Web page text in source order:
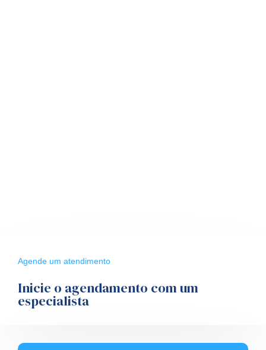
Agende um atendimento
Inicie o agendamento com um
especialista